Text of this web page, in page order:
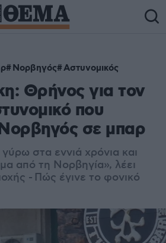
Νορβηγός Αστυνομικός
Θρήνος για τον
που
σε μπαρ
στα εννιά χρόνια και
από τη Νορβηγία», λέει
- Πώς έγινε το φονικό